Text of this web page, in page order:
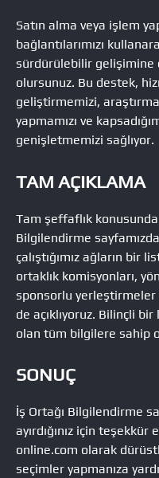
Satın alma veya işlem
bağlantılarımızı
sürdürülebilir gelişimine
olursunuz. Bu destek,
geliştirmemizi,
yapmamızı ve
genişletmemizi sağlıyor.
TAM AÇIKLAMA
Tam şeffaflık konusunda
Bilgilendirme
çalıştığımız ağların bir
ortaklık komisyonları,
sponsorlu
de açıklıyoruz. Bilinçli
olan tüm bilgilere sahip
SONUÇ
İş Ortağı Bilgilendirme
ayırdığınız için
online.com olarak
seçimler yapmanıza